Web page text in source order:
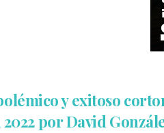
y exitoso
por David